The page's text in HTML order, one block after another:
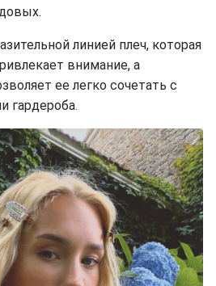
линией плеч, которая
внимание, а
ее легко сочетать с
гардероба.